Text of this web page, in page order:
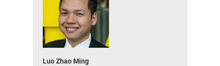
Luo Zhao Ming